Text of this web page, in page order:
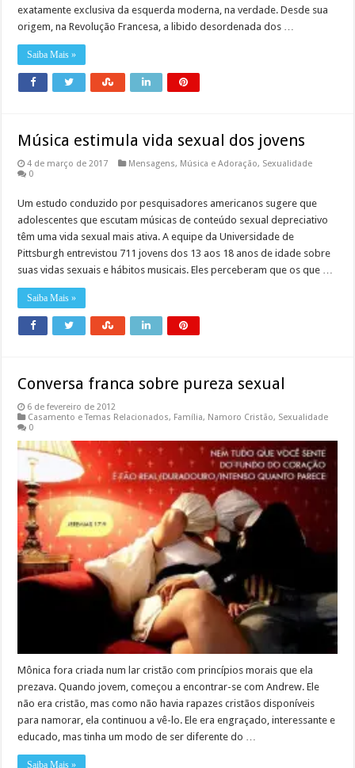
exatamente exclusiva da esquerda moderna, na verdade. Desde sua
origem, na Revolução Francesa, a libido desordenada dos …
Saiba Mais »
Música estimula vida sexual dos jovens
4 de março de 2017 Mensagens, Música e Adoração, Sexualidade
0
Um estudo conduzido por pesquisadores americanos sugere que
adolescentes que escutam músicas de conteúdo sexual depreciativo
têm uma vida sexual mais ativa. A equipe da Universidade de
Pittsburgh entrevistou 711 jovens dos 13 aos 18 anos de idade sobre
suas vidas sexuais e hábitos musicais. Eles perceberam que os que …
Saiba Mais »
Conversa franca sobre pureza sexual
6 de fevereiro de 2012
Casamento e Temas Relacionados, Família, Namoro Cristão, Sexualidade
0
Mônica fora criada num lar cristão com princípios morais que ela
prezava. Quando jovem, começou a encontrar-se com Andrew. Ele
não era cristão, mas como não havia rapazes cristãos disponíveis
para namorar, ela continuou a vê-lo. Ele era engraçado, interessante e
educado, mas tinha um modo de ser diferente do …
Saiba Mais »